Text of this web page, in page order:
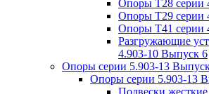
Опоры Т28 серии
Опоры Т29 серии
Опоры Т41 серии
Разгружающие
4.903-10 Выпуск 6
Опоры серии 5.903-13
Опоры серии 5.903-13
Подвески